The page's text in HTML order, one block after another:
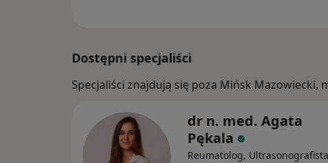
Dostępni specjaliści
Specjaliści znajdują się poza Mińsk
dr n. med. Agata
Pękala
Reumatolog, Ultrasonografista